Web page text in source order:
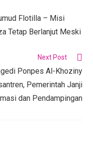
Flotilla – Misi
Tetap Berlanjut Meski
Next Post
Ponpes Al-Khoziny
Pemerintah Janji
dan Pendampingan